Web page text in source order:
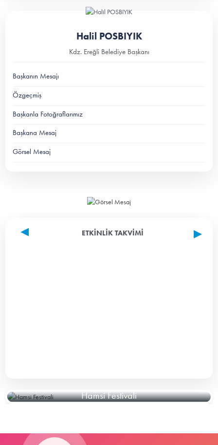
Halil POSBIYIK
Kdz. Ereğli Belediye Başkanı
Başkanın Mesajı
Özgeçmiş
Başkanla Fotoğraflarımız
Başkana Mesaj
Görsel Mesaj
ETKINLIK TAKVIMI
Hamsi Festivali